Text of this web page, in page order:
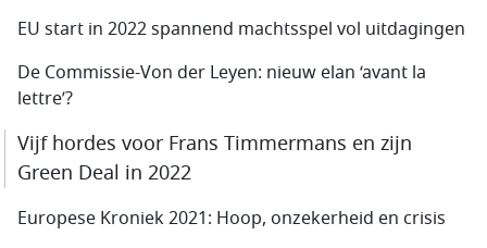
EU start in 2022 spannend machtsspel vol uitdagingen
De Commissie-Von der Leyen: nieuw elan ‘avant la
lettre’?
Vijf hordes voor Frans Timmermans en zijn
Green Deal in 2022
Europese Kroniek 2021: Hoop, onzekerheid en crisis